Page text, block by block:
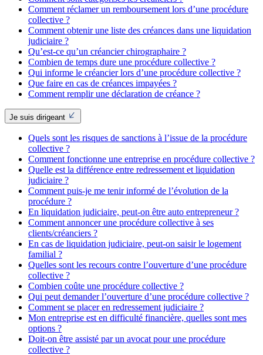
Comment réclamer un remboursement lors d’une procédure
collective ?
Comment obtenir une liste des créances dans une liquidation
judiciaire ?
Qu’est-ce qu’un créancier chirographaire ?
Combien de temps dure une procédure collective ?
Qui informe le créancier lors d’une procédure collective ?
Que faire en cas de créances impayées ?
Comment remplir une déclaration de créance ?
Je suis dirigeant
Quels sont les risques de sanctions à l’issue de la procédure
collective ?
Comment fonctionne une entreprise en procédure collective ?
Quelle est la différence entre redressement et liquidation
judiciaire ?
Comment puis-je me tenir informé de l’évolution de la
procédure ?
En liquidation judiciaire, peut-on être auto entrepreneur ?
Comment annoncer une procédure collective à ses
clients/créanciers ?
En cas de liquidation judiciaire, peut-on saisir le logement
familial ?
Quelles sont les recours contre l’ouverture d’une procédure
collective ?
Combien coûte une procédure collective ?
Qui peut demander l’ouverture d’une procédure collective ?
Comment se placer en redressement judiciaire ?
Mon entreprise est en difficulté financière, quelles sont mes
options ?
Doit-on être assisté par un avocat pour une procédure
collective ?